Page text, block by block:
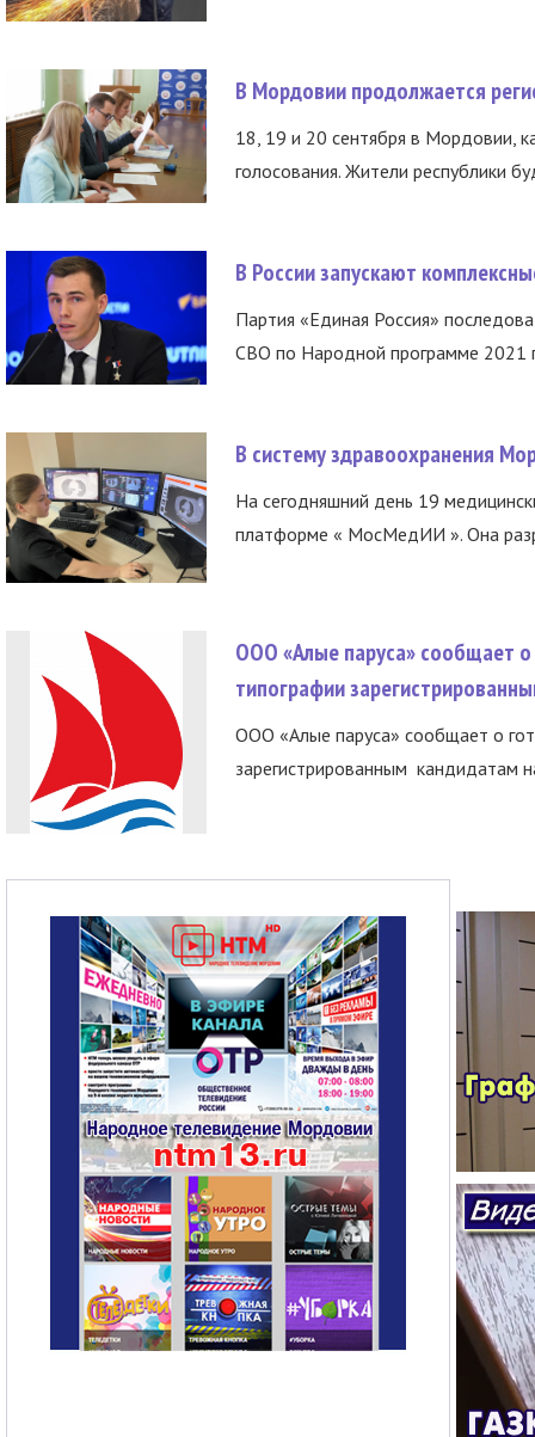
В Мордовии продолжается
18, 19 и 20 сентября в Мордовии,
голосования. Жители республики
В России запускают
Партия «Единая Россия»
СВО по Народной программе 2021
В систему здравоохранения
На сегодняшний день 19
платформе « МосМедИИ ». Она
ООО «Алые паруса» сообщает о
типографии
ООО «Алые паруса» сообщает о
зарегистрированным кандидатам